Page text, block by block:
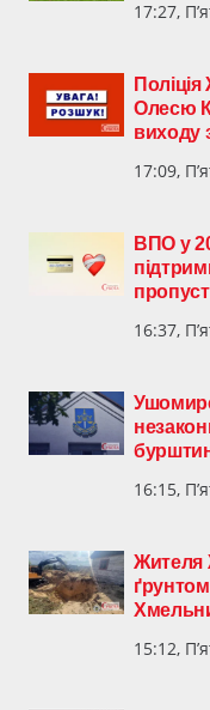
17:27,
Олесю
виходу
17:09,
ВПО у
16:37,
16:15,
Жителя
ґрунтом
15:12,